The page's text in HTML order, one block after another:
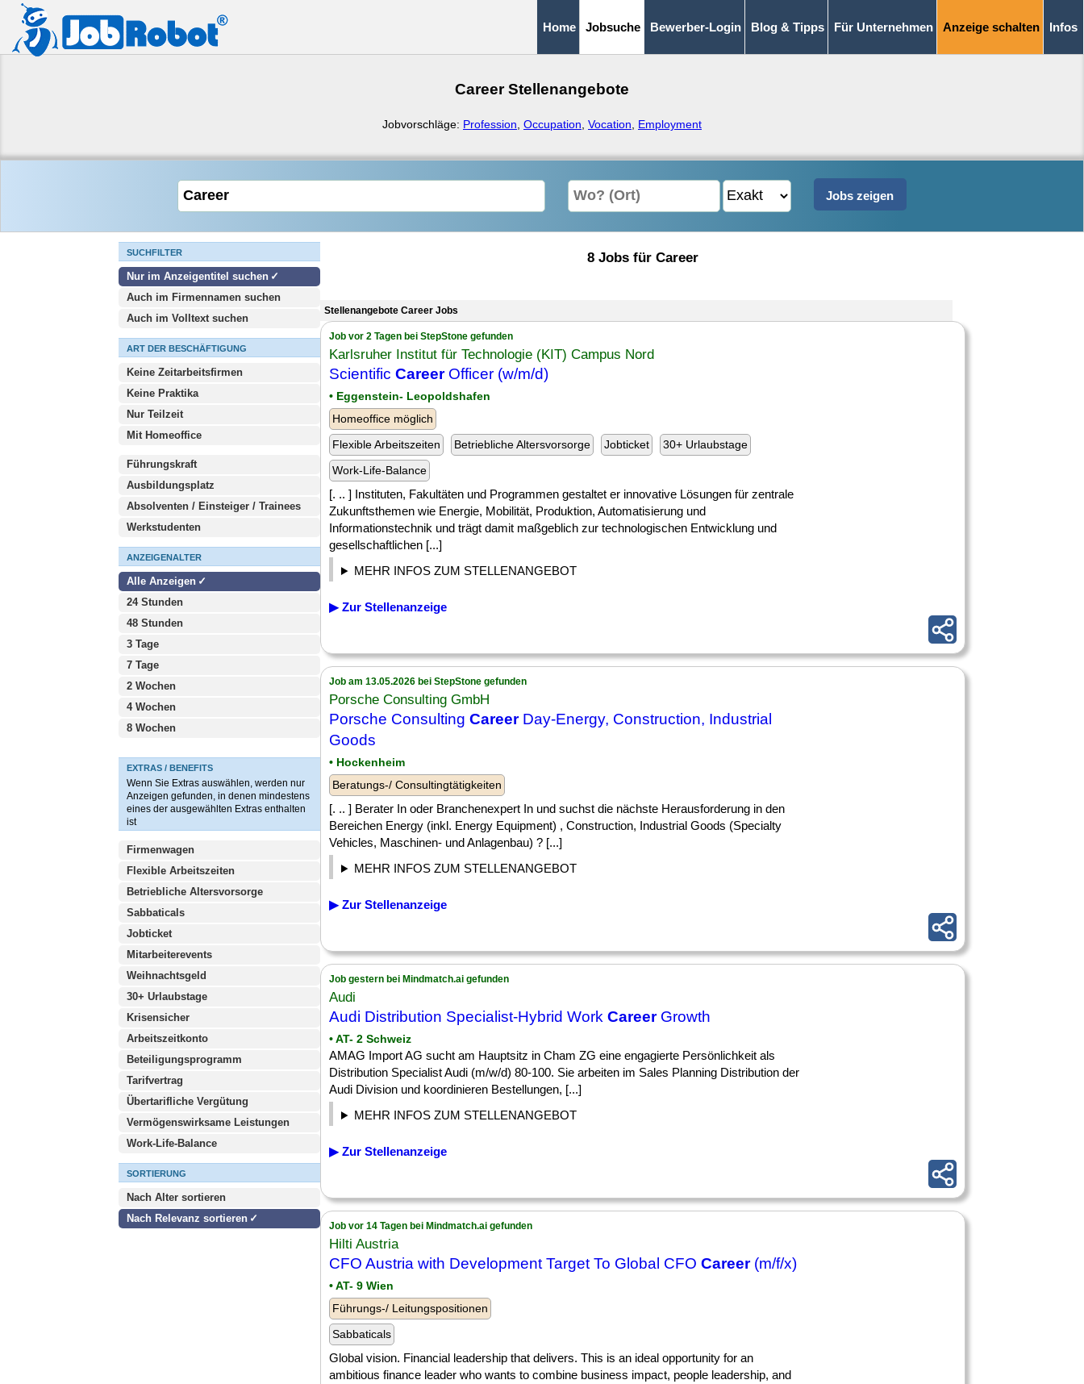
Home Jobsuche Bewerber-Login Blog & Tipps Für Unternehmen Anzeige schalten Infos
Career Stellenangebote
Jobvorschläge: Profession Occupation Vocation Employment
SUCHFILTER
Nur im Anzeigentitel suchen
Auch im Firmennamen suchen
Auch im Volltext suchen
ART DER BESCHÄFTIGUNG
Keine Zeitarbeitsfirmen
Keine Praktika
Nur Teilzeit
Mit Homeoffice
Führungskraft
Ausbildungsplatz
Absolventen / Einsteiger / Trainees
Werkstudenten
ANZEIGENALTER
Alle Anzeigen
24 Stunden
48 Stunden
3 Tage
7 Tage
2 Wochen
4 Wochen
8 Wochen
EXTRAS / BENEFITS
Wenn Sie Extras auswählen, werden nur
Anzeigen gefunden, in denen mindestens
eines der ausgewählten Extras enthalten
ist
Firmenwagen
Flexible Arbeitszeiten
Betriebliche Altersvorsorge
Sabbaticals
Jobticket
Mitarbeiterevents
Weihnachtsgeld
30+ Urlaubstage
Krisensicher
Arbeitszeitkonto
Beteiligungsprogramm
Tarifvertrag
Übertarifliche Vergütung
Vermögenswirksame Leistungen
Work-Life-Balance
SORTIERUNG
Nach Alter sortieren
Nach Relevanz sortieren
8 Jobs für Career
Stellenangebote Career Jobs
Job vor 2 Tagen bei StepStone gefunden
Karlsruher Institut für Technologie (KIT) Campus Nord
Scientific CareerOfficer (w/m/d)
• Eggenstein- Leopoldshafen
Homeoffice möglich
Flexible Arbeitszeiten
Betriebliche Altersvorsorge Jobticket
30+ Urlaubstage
Work-Life-Balance
[. .. ] Instituten, Fakultäten und Programmen gestaltet er innovative Lösungen für zentrale
Zukunftsthemen wie Energie, Mobilität, Produktion, Automatisierung und
Informationstechnik und trägt damit maßgeblich zur technologischen Entwicklung und
gesellschaftlichen [...]
MEHR INFOS ZUM STELLENANGEBOT
▶ Zur Stellenanzeige
Job am 13.05.2026 bei StepStone gefunden
Porsche Consulting GmbH
Porsche Consulting CareerDay-Energy, Construction, Industrial
Goods
• Hockenheim
Beratungs-/ Consultingtätigkeiten
[. .. ] Berater In oder Branchenexpert In und suchst die nächste Herausforderung in den
Bereichen Energy (inkl. Energy Equipment) , Construction, Industrial Goods (Specialty
Vehicles, Maschinen- und Anlagenbau) ? [...]
MEHR INFOS ZUM STELLENANGEBOT
▶ Zur Stellenanzeige
Job gestern bei Mindmatch.ai gefunden
Audi
Audi Distribution Specialist-Hybrid Work CareerGrowth
• AT- 2 Schweiz
AMAG Import AG sucht am Hauptsitz in Cham ZG eine engagierte Persönlichkeit als
Distribution Specialist Audi (m/w/d) 80-100. Sie arbeiten im Sales Planning Distribution der
Audi Division und koordinieren Bestellungen, [...]
MEHR INFOS ZUM STELLENANGEBOT
▶ Zur Stellenanzeige
Job vor 14 Tagen bei Mindmatch.ai gefunden
Hilti Austria
CFO Austria with Development Target To Global CFO Career(m/f/x)
• AT- 9 Wien
Führungs-/ Leitungspositionen
Sabbaticals
Global vision. Financial leadership that delivers. This is an ideal opportunity for an
ambitious finance leader who wants to combine business impact, people leadership, and